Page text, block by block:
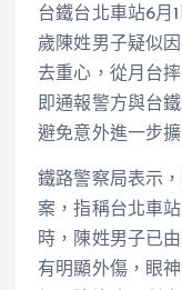
台鐵台北車站6月
歲陳姓男子疑似
去重心，從月台
即通報警方與台
避免意外進一步擴
鐵路警察局表示
案，指稱台北車
時，陳姓男子已
有明顯外傷，眼